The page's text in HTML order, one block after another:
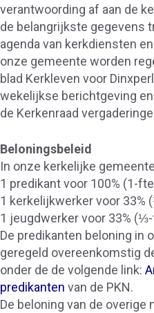
verantwoording af aan de
de belangrijkste gegevens
agenda van kerkdiensten
onze gemeente worden
blad Kerkleven voor
wekelijkse berichtgeving
de Kerkenraad
Beloningsbeleid
In onze kerkelijke
1 predikant voor 100% (1-
1 kerkelijkwerker voor 33%
1 jeugdwerker voor 33%
De predikanten beloning in
geregeld overeenkomstig
onder de de volgende link:
predikanten van de PKN.
De beloning van de